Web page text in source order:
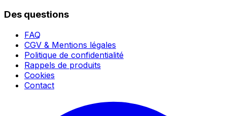
Des questions
FAQ
CGV & Mentions légales
Politique de confidentialité
Rappels de produits
Cookies
Contact